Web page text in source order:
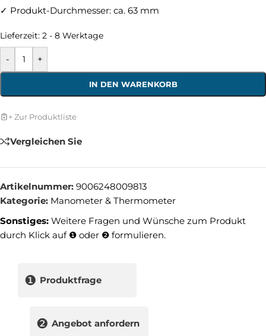
✓ Produkt-Durchmesser: ca. 63 mm
Lieferzeit: 2 - 8 Werktage
- +
IN DEN WARENKORB
+ Zur Produktliste
Vergleichen Sie
Artikelnummer: 9006248009813
Kategorie: Manometer & Thermometer
Sonstiges: Weitere Fragen und Wünsche zum Produkt
durch Klick auf ❶ oder ❷ formulieren.
❶ Produktfrage
❷ Angebot anfordern